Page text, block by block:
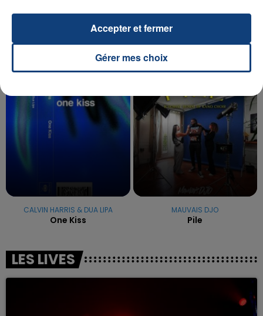
La famille a porté plainte contre la clinique qui a
reconnu sa responsabilité et présenté ses
excuses.
TITRES DIFFUSÉS
CALVIN HARRIS & DUA LIPA
One Kiss
MAUVAIS DJO
Pile
LES LIVES
Gérer mes choix
Accepter et fermer